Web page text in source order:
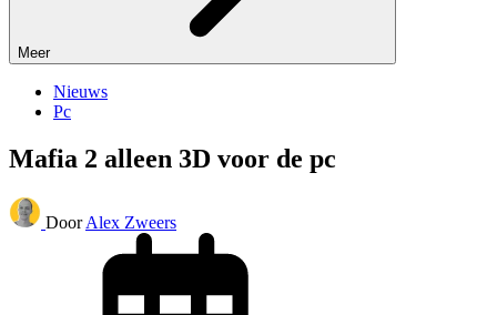
Meer
Nieuws
Pc
Mafia 2 alleen 3D voor de pc
Door Alex Zweers